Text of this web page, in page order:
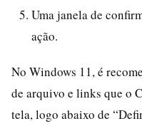
Uma janela de
ação.
No Windows 11, é
de arquivo e links que o
tela, logo abaixo de